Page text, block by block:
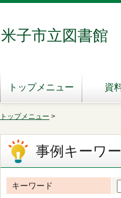
米子市立図書館
トップメニュー 資
トップメニュー >
事例キーワ
キーワード